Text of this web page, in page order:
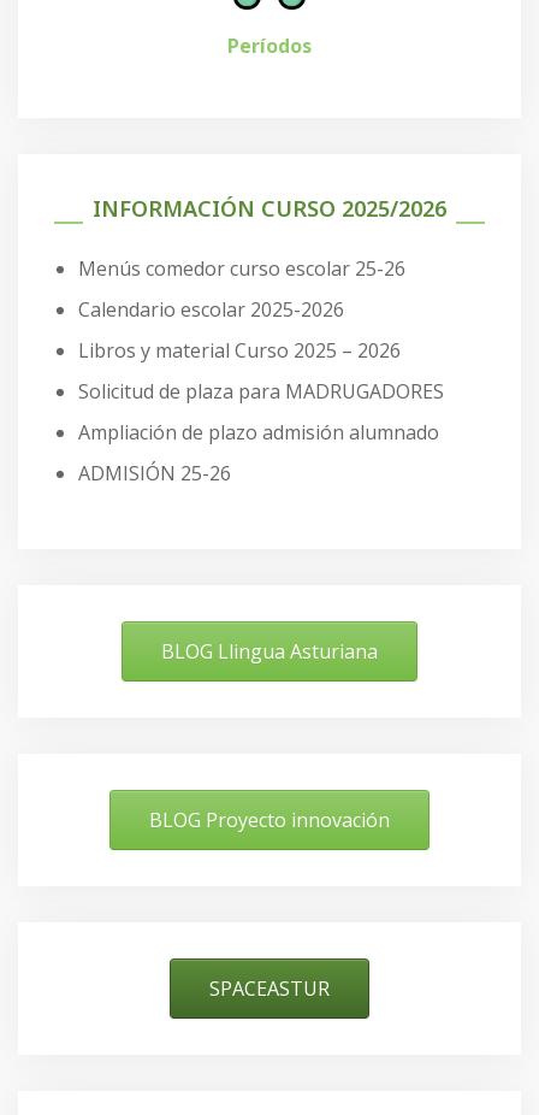
Períodos
INFORMACIÓN CURSO 2025/2026
Menús comedor curso escolar 25-26
Calendario escolar 2025-2026
Libros y material Curso 2025 – 2026
Solicitud de plaza para MADRUGADORES
Ampliación de plazo admisión alumnado
ADMISIÓN 25-26
BLOG Llingua Asturiana
BLOG Proyecto innovación
SPACEASTUR